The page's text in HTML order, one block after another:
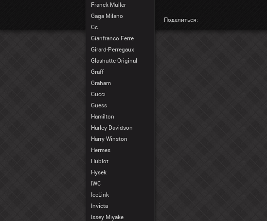
Franck Muller
Gaga Milano
Gc
Gianfranco Ferre
Girard-Perregaux
Glashutte Original
Graff
Graham
Gucci
Guess
Hamilton
Harley Davidson
Harry Winston
Hermes
Hublot
Hysek
IWC
IceLink
Invicta
Issey Miyake
Поделиться: